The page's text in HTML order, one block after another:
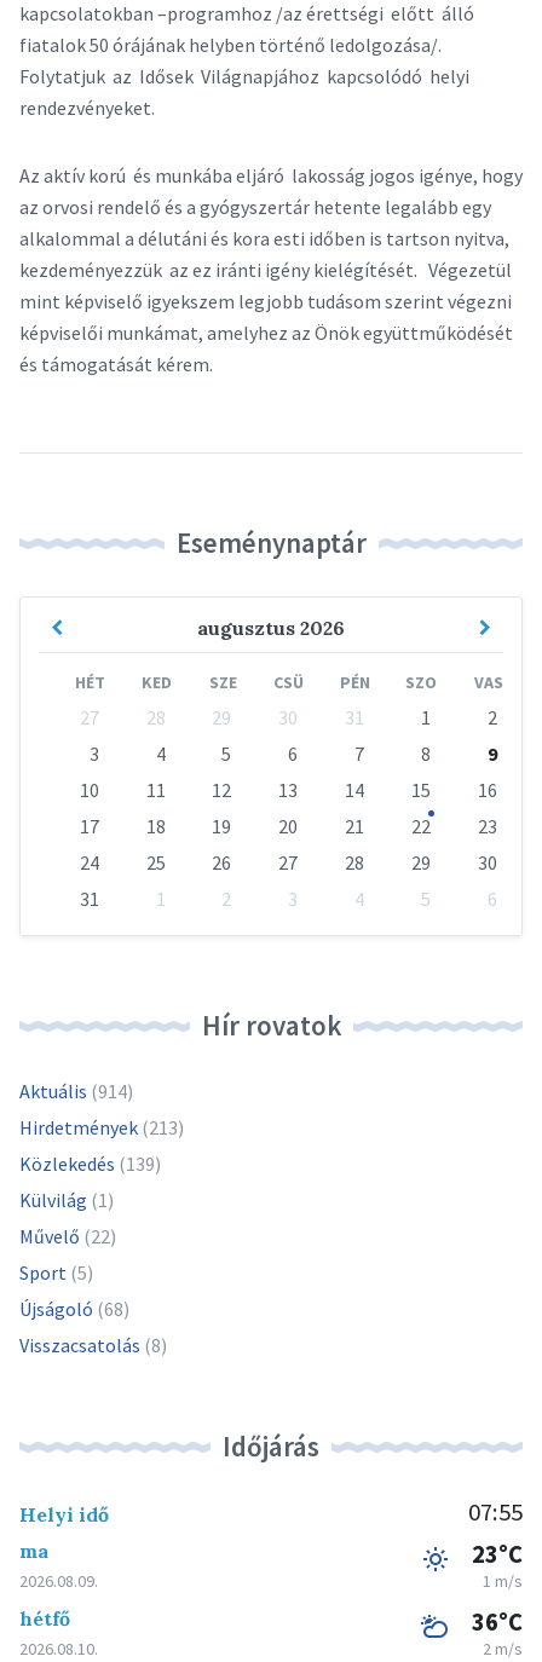
kapcsolatokban –programhoz /az érettségi előtt álló
fiatalok 50 órájának helyben történő ledolgozása/.
Folytatjuk az Idősek Világnapjához kapcsolódó helyi
rendezvényeket.
Az aktív korú és munkába eljáró lakosság jogos igénye, hogy
az orvosi rendelő és a gyógyszertár hetente legalább egy
alkalommal a délutáni és kora esti időben is tartson nyitva,
kezdeményezzük az ez iránti igény kielégítését. Végezetül
mint képviselő igyekszem legjobb tudásom szerint végezni
képviselői munkámat, amelyhez az Önök együttműködését
és támogatását kérem.
Eseménynaptár
augusztus 2026
Previous
HÉT KED SZE CSÜ PÉN SZO VAS
calendar
27 28 29 30 31 1
2
3
4 5 6 7 8
9
10
11 12 13 14 15
16
17
18 19 20 21 22
23
24
25 26 27 28 29
30
31
1 2 3 4 5
6
Hír rovatok
Aktuális (914)
Hirdetmények (213)
Közlekedés (139)
Külvilág (1)
Művelő (22)
Sport (5)
Újságoló (68)
Visszacsatolás (8)
Időjárás
Helyi idő 07:55
ma
2026.08.09.
23°C
1 m/s
hétfő
2026.08.10.
36°C
2 m/s